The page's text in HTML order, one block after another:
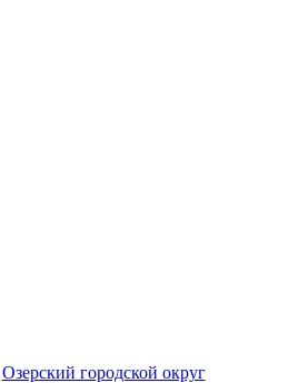
Озерский городской округ